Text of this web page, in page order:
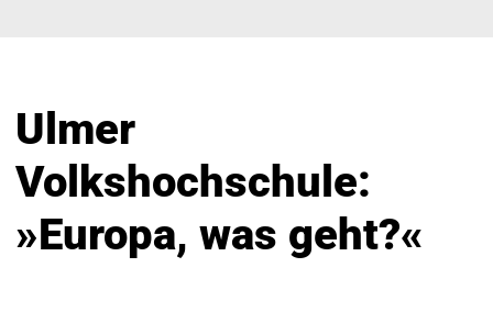
Ulmer
Volkshochschule:
»Europa, was geht?«